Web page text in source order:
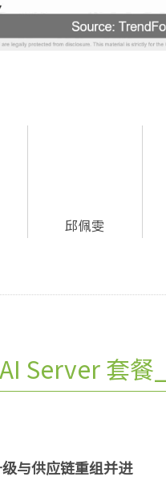
邱佩雯
AI Server 套餐
与供应链重组并进